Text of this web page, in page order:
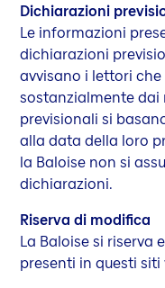
Dichiarazioni
Le informazioni
dichiarazioni
avvisano i lettori
sostanzialmente dai
previsionali si
alla data della loro
la Baloise non si
dichiarazioni.
Riserva di modifica
La Baloise si
presenti in questi